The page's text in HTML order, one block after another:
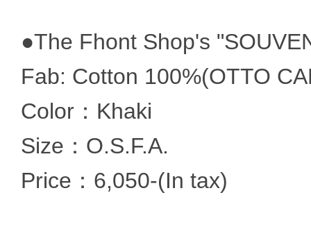
●The Fhont Shop's
Fab: Cotton 100%(OTTO
Color：Khaki
Size：O.S.F.A.
Price：6,050-(In tax)